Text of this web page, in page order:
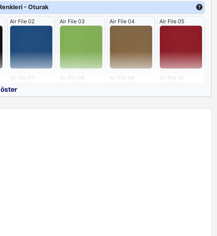
bir avantaj sağlamaktadır. Çoğu koltuklarda baş kısmı birleşik
ayrı tutulmuştur.
- Oturak
Air File 02 Air File 03 Air File 04 Air File 05
Air File 07 Air File 08 Air File 09 Air File 10